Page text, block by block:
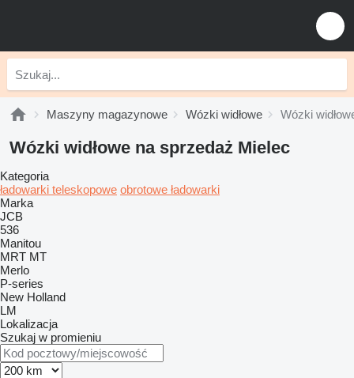
Maszyny magazynowe Wózki widłowe Wózki
Wózki widłowe na sprzedaż Mielec
Kategoria
ładowarki teleskopowe obrotowe ładowarki
Marka
JCB
536
Manitou
MRT MT
Merlo
P-series
New Holland
LM
Lokalizacja
Szukaj w promieniu